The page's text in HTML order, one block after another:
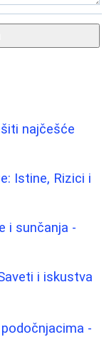
najčešće
Istine, Rizici i
i sunčanja -
i iskustva
-